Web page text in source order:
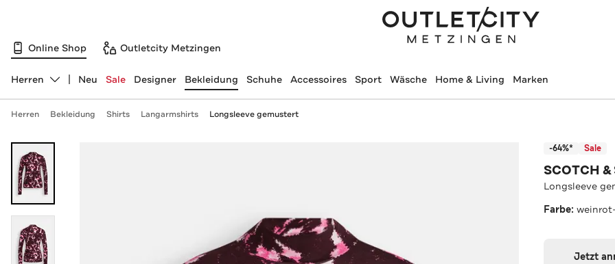
Online Shop Outletcity Metzingen
Abteilung ändern, ausgewählt:
Herren Neu Sale Designer Bekleidung Schuhe Accessoires Sport Wäsche Home & Living Marken
Herren Bekleidung Shirts Langarmshirts Longsleeve gemustert
-64%* Sale
SCOTCH &
Longsleeve
Farbe:
Jetzt